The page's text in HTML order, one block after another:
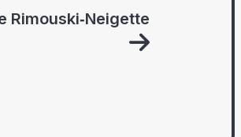
Rimouski‑Neigette